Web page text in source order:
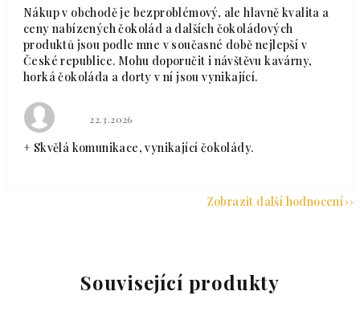
Nákup v obchodě je bezproblémový, ale hlavně kvalita a
ceny nabízených čokolád a dalších čokoládových
produktů jsou podle mne v současné době nejlepší v
České republice. Mohu doporučit i návštěvu kavárny,
horká čokoláda a dorty v ní jsou vynikající.
Hodnocení obchodu je 5 z 5 hvězdiček.
22.3.2026
+ Skvělá komunikace, vynikající čokolády.
Zobrazit další hodnocení
Související produkty